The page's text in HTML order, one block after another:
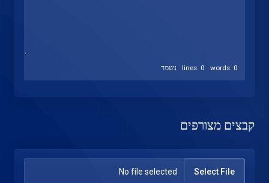
lines: 0 words: 0 נשמר
קבצים מצורפים
Select File
No file selected